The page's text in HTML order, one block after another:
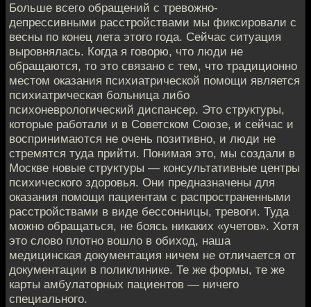
Больше всего обращений с тревожно-
депрессивными расстройствами мы фиксировали с
весны по конец лета этого года. Сейчас ситуация
выровнялась. Когда я говорю, что люди не
обращаются, то это связано с тем, что традиционно
местом оказания психиатрической помощи является
психиатрическая больница либо
психоневрологический диспансер. Это структуры,
которые работали и в Советском Союзе, и сейчас и
воспринимаются не очень позитивно, и люди не
стремятся туда прийти. Понимая это, мы создали в
Москве новые структуры — консультативные центры
психического здоровья. Они предназначены для
оказания помощи пациентам с распространенными
расстройствами в виде бессонницы, тревоги. Туда
можно обращаться, не боясь никаких «учетов». Хотя
это слово плотно вошло в обиход, наша
медицинская документация ничем не отличается от
документации в поликлинике. Те же формы, те же
карты амбулаторных пациентов — ничего
специального.